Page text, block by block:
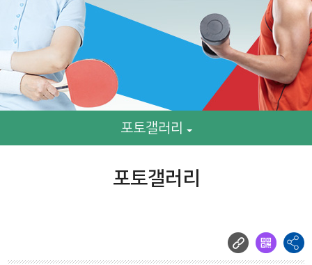
포토갤러리
포토갤러리